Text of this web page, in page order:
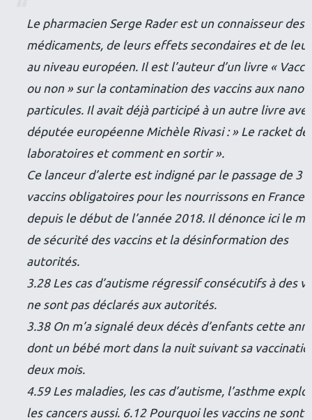
Le pharmacien Serge Rader est un connaisseur des
médicaments, de leurs effets secondaires et de
au niveau européen. Il est l’auteur d’un livre «
ou non » sur la contamination des vaccins aux nano
particules. Il avait déjà participé à un autre livre
députée européenne Michèle Rivasi : » Le racket
laboratoires et comment en sortir ».
Ce lanceur d’alerte est indigné par le passage de 3
vaccins obligatoires pour les nourrissons en France
depuis le début de l’année 2018. Il dénonce ici le
de sécurité des vaccins et la désinformation des
autorités.
3.28 Les cas d’autisme régressif consécutifs à des
ne sont pas déclarés aux autorités.
3.38 On m’a signalé deux décès d’enfants cette
dont un bébé mort dans la nuit suivant sa
deux mois.
4.59 Les maladies, les cas d’autisme, l’asthme
les cancers aussi. 6.12 Pourquoi les vaccins ne sont